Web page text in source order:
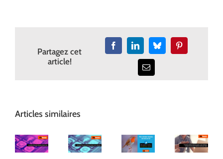
Partagez cet
article!
FacebookLinkedInBlueskyPinterest
Email
Articles similaires